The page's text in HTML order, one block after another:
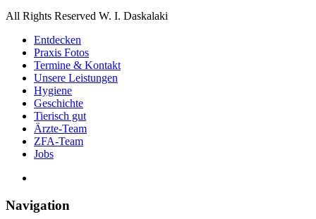
All Rights Reserved W. I. Daskalaki
Entdecken
Praxis Fotos
Termine & Kontakt
Unsere Leistungen
Hygiene
Geschichte
Tierisch gut
Ärzte-Team
ZFA-Team
Jobs
Navigation